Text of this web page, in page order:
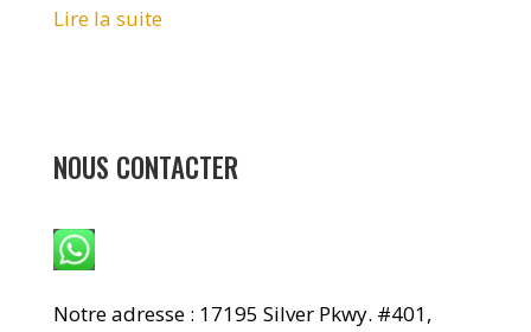
Lire la suite
NOUS CONTACTER
WhatsApp : +1 240-499-5704
Notre adresse : 17195 Silver Pkwy. #401,